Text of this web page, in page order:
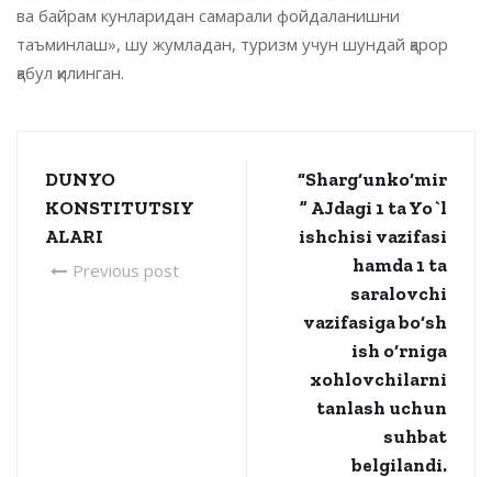
ва байрам кунларидан самарали фойдаланишни
таъминлаш», шу жумладан, туризм учун шундай қарор
қабул қилинган.
DUNYO
KONSTITUTSIY
ALARI
Previous post
“Sharg‘unko‘mir
” AJdagi 1 ta Yo`l
ishchisi vazifasi
hamda 1 ta
saralovchi
vazifasiga bo‘sh
ish o‘rniga
xohlovchilarni
tanlash uchun
suhbat
belgilandi.